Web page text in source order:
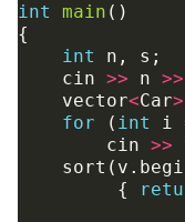
int main ()
{
int
n , s ;
cin >> n >>
vector<Car>
for
( int i
cin >>
sort ( v .
{